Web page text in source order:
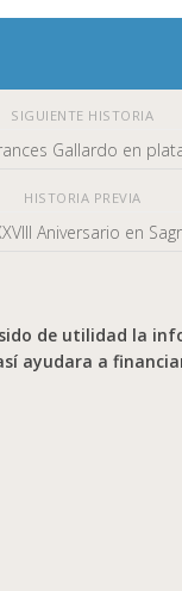
SIGUIENTE HISTORIA
Gallardo en
HISTORIA PREVIA
Aniversario en
de utilidad la
ayudara a